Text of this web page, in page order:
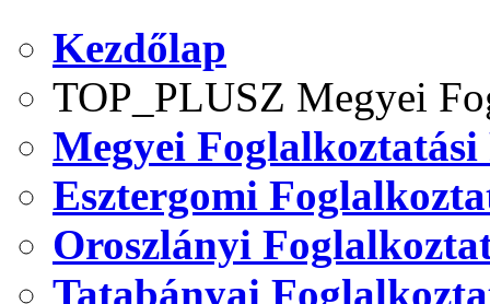
Kezdőlap
TOP_PLUSZ Megyei
Megyei
Esztergomi
Oroszlányi
Tatabányai